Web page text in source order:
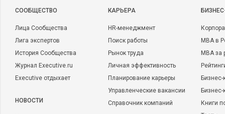
CООБЩЕСТВО
Лица Сообщества
Лига экспертов
История Сообщества
Журнал Executive.ru
Executive отдыхает
НОВОСТИ
КАРЬЕРА
HR-менеджмент
Поиск работы
Рынок труда
Личная эффективность
Планирование карьеры
Управленческие вакансии
Справочник компаний
MBA в
MBA
Бизнес-
Книги